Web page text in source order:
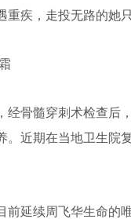
疾，走投无路的她
骨髓穿刺术检查后
。近期在当地卫生
延续周飞华生命的